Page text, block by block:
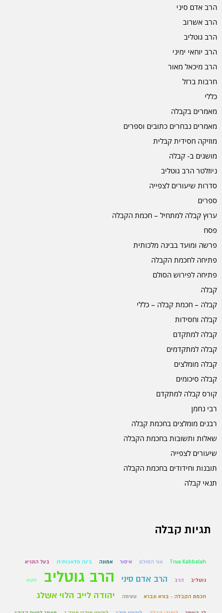
הרב אדם סיני
הרב אשרוב
הרב גוטליב
הרב יוחאי ימיני
הרב מיכאל מאור
חרבות ברזל
כללי
מאמרים בקבלה
מאמרים נבחרים כתובים וספרים
מוזיקה חסידית קבלית
מושגים ב- קבלה
ניוזלטר הרב גוטליב
סדרות שיעורים לצפייה
ספרים
ערוץ קבלה למתחיל – חכמת הקבלה
פסח
פרשה ומועד בבינה מלכותית
פתיחה לחכמת הקבלה
פתיחה לפירוש הסולם
קבלה
קבלה – חכמת קבלה – כללי
קבלה וחסידות
קבלה למתקדם
קבלה למתקדמים
קבלה מומלצים
קבלה סיכומים
קורס קבלה למתקדם
רבי נחמן
רבנים מומלצים בחכמת קבלה
שאלות ותשובות בחכמת הקבלה
שיעורים לצפייה
תובנות וחידודים בחכמת הקבלה
תנאי קבלה
תגיות קבלה
True Kabbalah אור הסולם איסור אמונה בינה מלאכותית בעל התניא
גוטליב הרב הרב אדם סיני הרב גוטליב חטא
חכמת הקבלה - בורא ונברא טעימה יהודה לייב הלוי אשלג